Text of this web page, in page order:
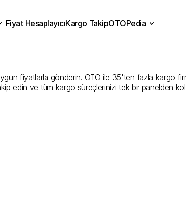
fiyatlarla gönderin. OTO ile 35'ten fazla kargo
edin ve tüm kargo süreçlerinizi tek bir panelden
Fiyat HesaplayıcıKargo TakipOTOPedia